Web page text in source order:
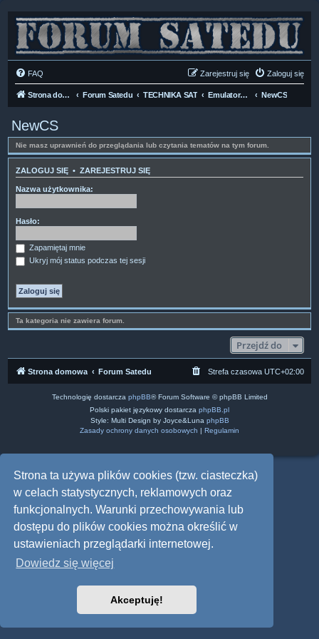
Strona ta używa plików cookies (tzw. ciasteczka)
w celach statystycznych, reklamowych oraz
funkcjonalnych. Warunki przechowywania lub
dostępu do plików cookies można określić w
ustawieniach przeglądarki internetowej.
Dowiedz się więcej
Akceptuję!
FAQ Zaloguj się
Zarejestruj się
Strona domowa Forum Satedu TECHNIKA SAT Emulators & Cardservers NewCS
NewCS
Nie masz uprawnień do przeglądania lub czytania tematów na tym forum.
ZALOGUJ SIĘ • ZAREJESTRUJ SIĘ
Nazwa użytkownika:
Hasło:
Zapamiętaj mnie
Ukryj mój status podczas tej sesji
Ta kategoria nie zawiera forum.
Przejdź do
Strona domowa Forum Satedu Strefa czasowa UTC+02:00
Technologię dostarcza phpBB® Forum Software © phpBB Limited
Polski pakiet językowy dostarcza phpBB.pl
Style: Multi Design by Joyce&Luna phpBB
Zasady ochrony danych osobowych | Regulamin